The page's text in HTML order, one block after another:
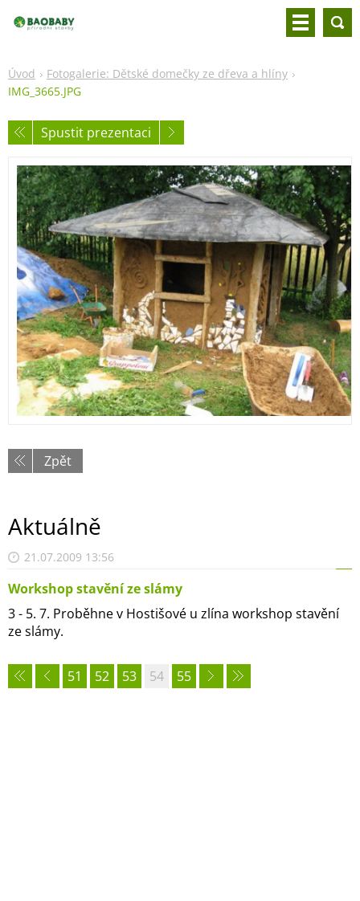
Úvod
Fotogalerie: Dětské domečky ze dřeva a hlíny
IMG_3665.JPG
Spustit prezentaci
Zpět
Aktuálně
21.07.2009 13:56
Workshop stavění ze slámy
3 - 5. 7. Proběhne v Hostišové u zlína workshop stavění
ze slámy.
51 52 53 54 55